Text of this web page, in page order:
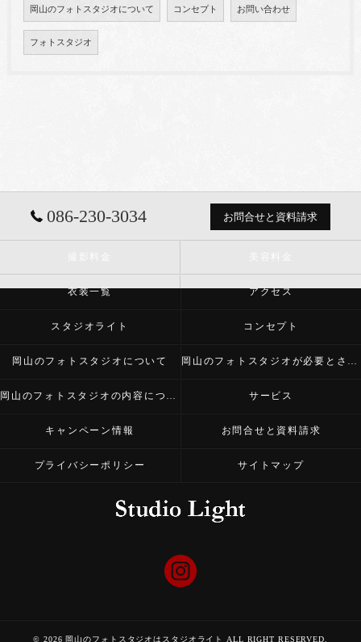
岡山のフォトスタジオについて コンセプト お問い合わせ
フォトスタジオ
086-230-3034 お問合せと資料請求
衣装一覧 アクセス
スタジオライト コンセプト
岡山のフォトスタジオについて 岡山のフォトスタジオが必要とされる理由
岡山のフォトスタジオの内容について サービス
キャンペーン情報 お問合せと資料請求
プライバシーポリシー サイトマップ
© 2026 岡山のフォトスタジオはスタジオライト ALL RIGHT RESERVED.